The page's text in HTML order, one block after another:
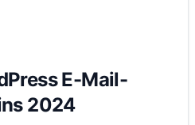
E-Mail-
2024